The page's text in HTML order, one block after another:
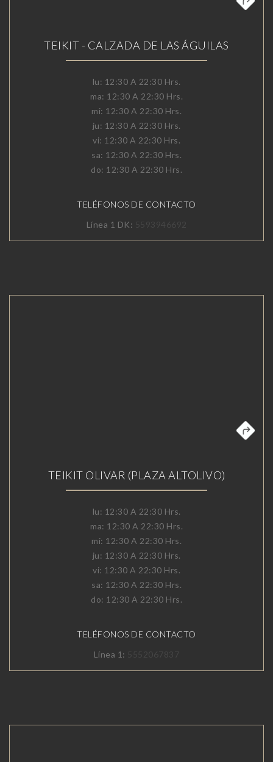
TEIKIT - CALZADA DE LAS ÁGUILAS
lu: 12:30 A 22:30 Hrs.
ma: 12:30 A 22:30 Hrs.
mi: 12:30 A 22:30 Hrs.
ju: 12:30 A 22:30 Hrs.
vi: 12:30 A 22:30 Hrs.
sa: 12:30 A 22:30 Hrs.
do: 12:30 A 22:30 Hrs.
TELÉFONOS DE CONTACTO
Línea 1 DK:
TEIKIT OLIVAR (PLAZA ALTOLIVO)
lu: 12:30 A 22:30 Hrs.
ma: 12:30 A 22:30 Hrs.
mi: 12:30 A 22:30 Hrs.
ju: 12:30 A 22:30 Hrs.
vi: 12:30 A 22:30 Hrs.
sa: 12:30 A 22:30 Hrs.
do: 12:30 A 22:30 Hrs.
TELÉFONOS DE CONTACTO
Línea 1: